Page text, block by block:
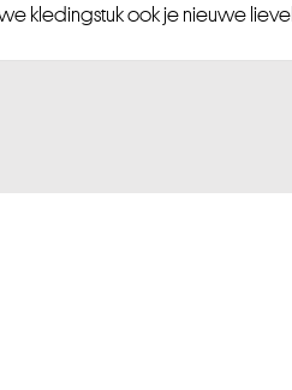
kledingstuk ook je nieuwe